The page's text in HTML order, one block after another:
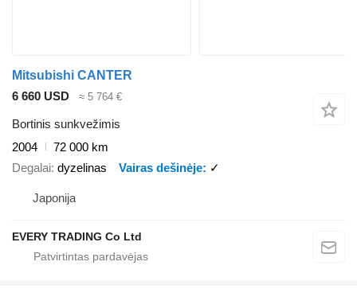
Mitsubishi CANTER
6 660 USD
≈ 5 764 €
Bortinis sunkvežimis
2004
72 000 km
Degalai dyzelinas Vairas dešinėje ✓
Japonija
EVERY TRADING Co Ltd